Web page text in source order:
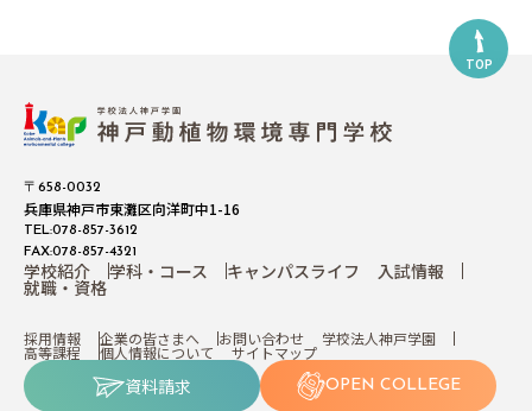
TOP
〒658-0032
兵庫県神戸市東灘区向洋町中1-16
TEL:078-857-3612
FAX:078-857-4321
学校紹介 学科・コース キャンパスライフ 入試情報
就職・資格
採用情報 企業の皆さまへ お問い合わせ 学校法人神戸学園
高等課程 個人情報について サイトマップ
資料請求 OPEN COLLEGE